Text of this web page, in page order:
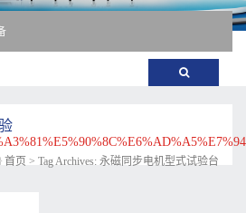
首页 > Tag Archives: 永磁同步电机型式试验台